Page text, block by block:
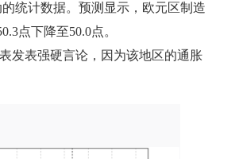
统计数据。预测显示，欧元区制造
点下降至50.0点。
发表强硬言论，因为该地区的通胀